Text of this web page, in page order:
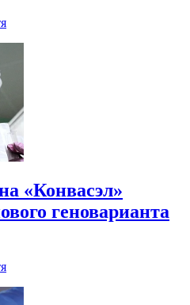
«Конвасэл»
геноварианта